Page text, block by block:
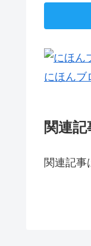
にほんブ
関連記
関連記事